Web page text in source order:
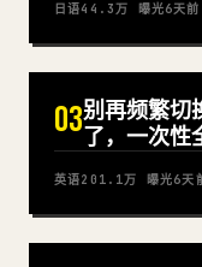
日语44.3万 曝光6天前
03别再频繁
了，一次性
英语201.1万 曝光6天